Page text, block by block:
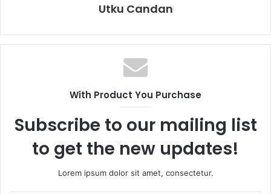
Utku Candan
With Product You Purchase
Subscribe to our mailing list
to get the new updates!
Lorem ipsum dolor sit amet, consectetur.